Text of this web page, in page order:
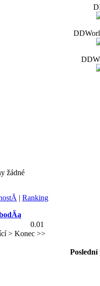
žádné
| Ranking
0.01
> Konec >>